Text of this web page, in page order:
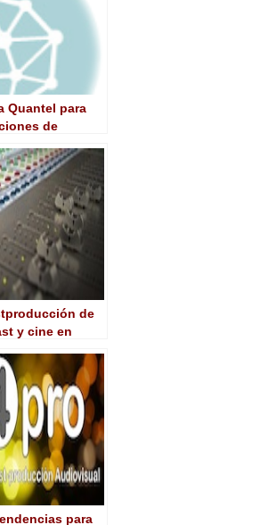
Quantel para
de
de
y cine en
para